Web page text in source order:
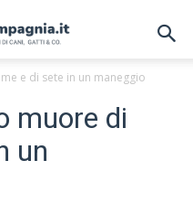
e di sete in un maneggio
muore di
un